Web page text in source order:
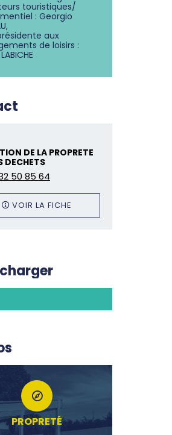
touristiques/
: Georgio
aux
de loisirs :
DE LA PROPRETE
DECHETS
50 85 64
VOIR LA FICHE
PROPRETÉ